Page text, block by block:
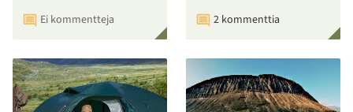
Ei kommentteja
2 kommenttia